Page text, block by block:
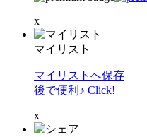
x
マイリスト
マイリストへ保存
後で便利♪ Click!
x